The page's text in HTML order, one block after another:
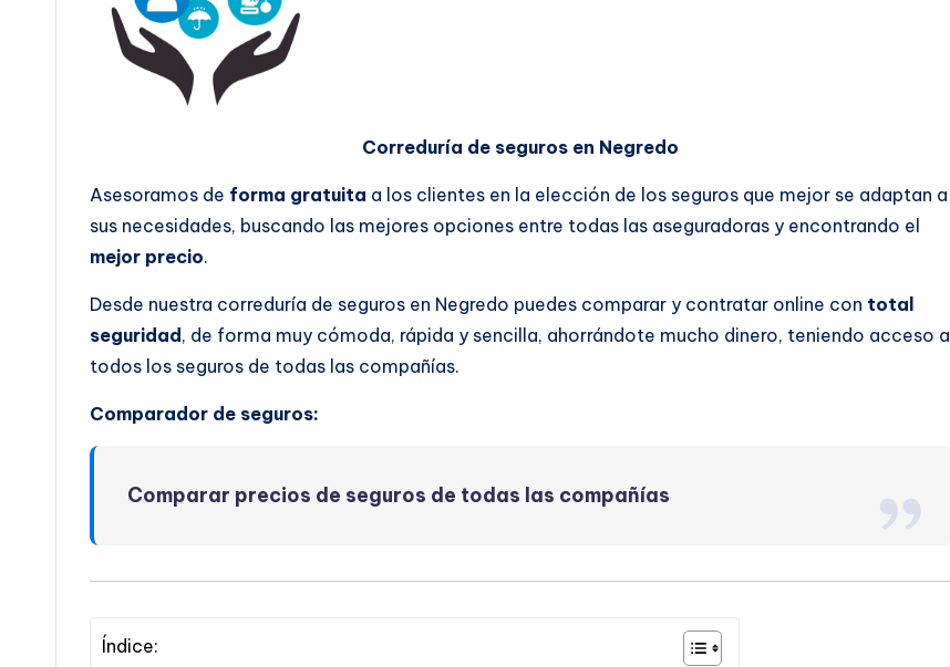
Correduría de seguros en Negredo
Asesoramos de forma gratuita a los clientes en la elección de los seguros que mejor se adaptan a
sus necesidades, buscando las mejores opciones entre todas las aseguradoras y encontrando el
mejor precio.
Desde nuestra correduría de seguros en Negredo puedes comparar y contratar online con total
seguridad , de forma muy cómoda, rápida y sencilla, ahorrándote mucho dinero, teniendo acceso a
todos los seguros de todas las compañías.
Comparador de seguros:
Comparar precios de seguros de todas las compañías
Índice: